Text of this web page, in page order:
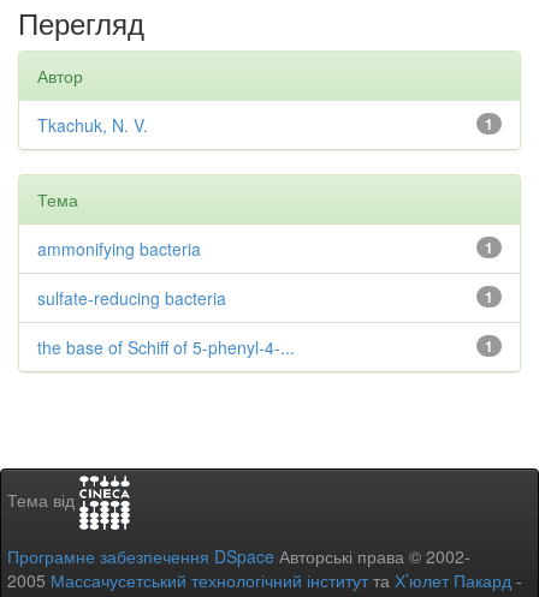
Перегляд
Автор
1
Tkachuk, N. V.
Тема
1
ammonifying bacteria
1
sulfate-reducing bacteria
1
the base of Schiff of 5-phenyl-4-...
Тема від
Програмне забезпечення DSpace Авторські права © 2002-
2005 Массачусетський технологічний інститутта Х’юлет Пакард -